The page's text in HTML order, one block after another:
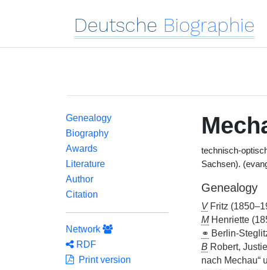
Deutsche Biographie
Genealogy
Biography
Awards
Literature
Author
Citation
Network
RDF
Print version
technisch-
Sachsen).
Genealogy
VFritz
MHenriette
⚭ Berlin-
B Robert,
nach Mechau“